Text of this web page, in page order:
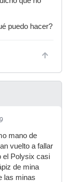
puedo hacer?
mano de
vuelto a fallar
el Polysix casi
de mina
las minas